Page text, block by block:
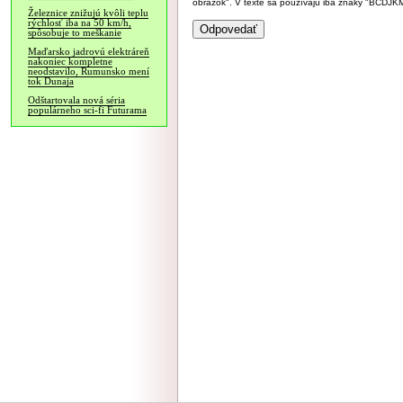
Železnice znižujú kvôli teplu
rýchlosť iba na 50 km/h,
spôsobuje to meškanie
Maďarsko jadrovú elektráreň
nakoniec kompletne
neodstavilo, Rumunsko mení
tok Dunaja
Odštartovala nová séria
populárneho sci-fi Futurama
obrázok". V texte sa používajú iba znaky